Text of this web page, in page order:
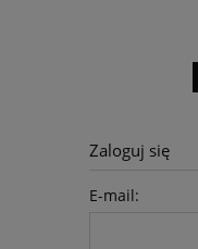
Zaloguj się
E-mail: